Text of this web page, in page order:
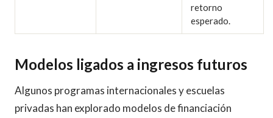
retorno
esperado.
Modelos ligados a ingresos futuros
Algunos programas internacionales y escuelas
privadas han explorado modelos de financiación